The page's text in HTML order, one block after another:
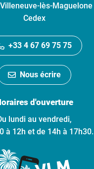
lès-Maguelone
Cedex
+33 4 67 69 75 75
Nous écrire
d'ouverture
lundi au vendredi,
à 12h et de 14h à 17h30.